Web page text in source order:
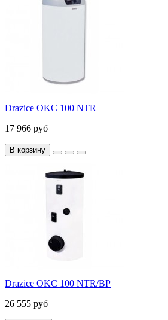
Drazice OKC 100 NTR
17 966 руб
В корзину
Drazice OKC 100 NTR/BP
26 555 руб